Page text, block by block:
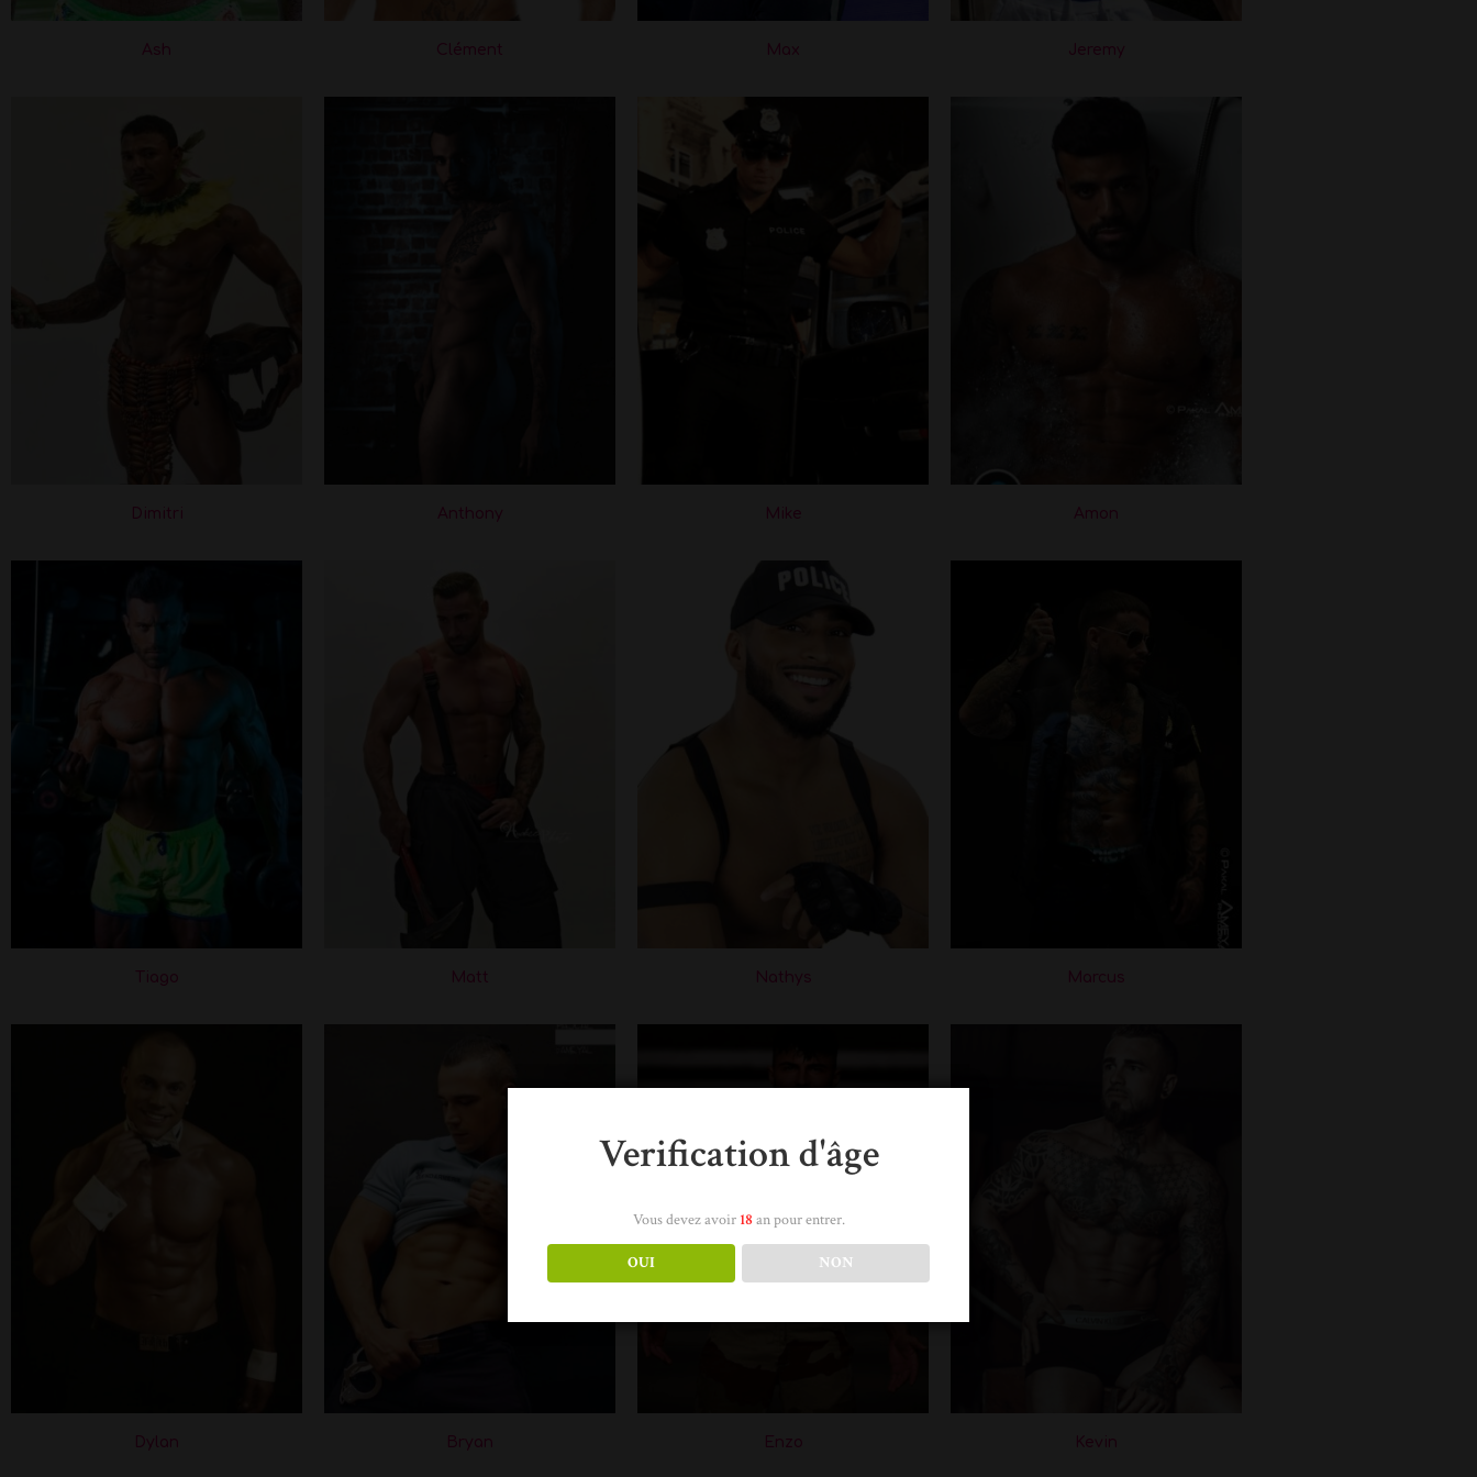
Ash Clément Max Jeremy
Dimitri Anthony Mike Amon
Tiago Matt Nathys Marcus
Dylan Bryan Enzo Kevin
Verification d'âge
Vous devez avoir 18an pour entrer.
OUI NON